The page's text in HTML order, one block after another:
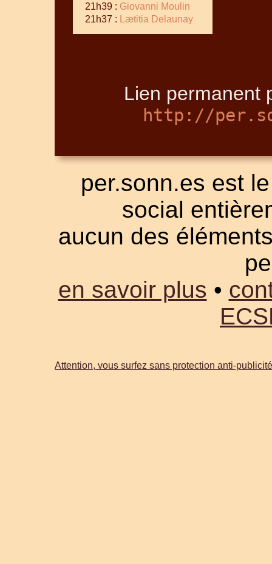
21h39 : Giovanni Moulin
21h37 :
Lætitia Delaunay
Lien permanent
http://
per.sonn.es est
social
aucun des
en savoir plus •
Attention, vous surfez sans protection anti-